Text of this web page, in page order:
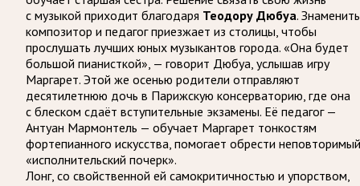
с музыкой приходит благодаря Теодору Дюбуа.
композитор и педагог приезжает из столицы, чтобы
прослушать лучших юных музыкантов города. «Она будет
большой пианисткой», — говорит Дюбуа, услышав игру
Маргарет. Этой же осенью родители отправляют
десятилетнюю дочь в Парижскую консерваторию, где она
с блеском сдаёт вступительные экзамены. Её педагог —
Антуан Мармонтель — обучает Маргарет тонкостям
фортепианного искусства, помогает обрести неповторимый
«исполнительский почерк».
Лонг, со свойственной ей самокритичностью и упорством,